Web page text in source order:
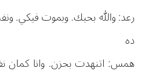
رعد: والله بحبك. وبموت فيكي.
ده
همس: اتنهدت بحزن. وانا كمان